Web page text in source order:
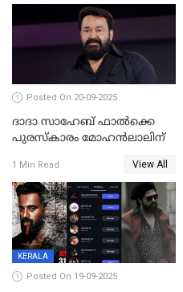
ജീപ്പിൽ
Posted On 20-09-2025
ദാദാ സാഹേബ് ഫാൽക്കെ
പുരസ്‌കാരം മോഹൻലാലിന്
1 Min Read View All
KERALA
Posted On 19-09-2025